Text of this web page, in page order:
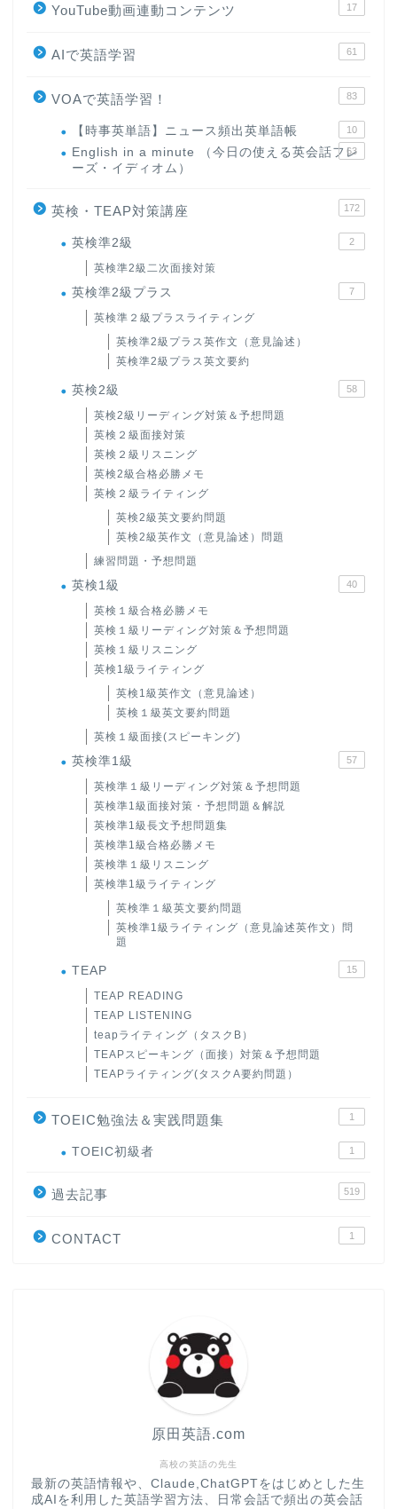
YouTube動画連動コンテンツ 17
AIで英語学習 61
VOAで英語学習！ 83
【時事英単語】ニュース頻出英単語帳 10
English in a minute （今日の使える英会話フレ
ーズ・イディオム）
63
英検・TEAP対策講座 172
英検準2級 2
英検準2級二次面接対策
英検準2級プラス 7
英検準２級プラスライティング
英検準2級プラス英作文（意見論述）
英検準2級プラス英文要約
英検2級 58
英検2級リーディング対策＆予想問題
英検２級面接対策
英検２級リスニング
英検2級合格必勝メモ
英検２級ライティング
英検2級英文要約問題
英検2級英作文（意見論述）問題
練習問題・予想問題
英検1級 40
英検１級合格必勝メモ
英検１級リーディング対策＆予想問題
英検１級リスニング
英検1級ライティング
英検1級英作文（意見論述）
英検１級英文要約問題
英検１級面接(スピーキング)
英検準1級 57
英検準１級リーディング対策＆予想問題
英検準1級面接対策・予想問題＆解説
英検準1級長文予想問題集
英検準1級合格必勝メモ
英検準１級リスニング
英検準1級ライティング
英検準１級英文要約問題
英検準1級ライティング（意見論述英作文）問
題
TEAP 15
TEAP READING
TEAP LISTENING
teapライティング（タスクB）
TEAPスピーキング（面接）対策＆予想問題
TEAPライティング(タスクA要約問題）
TOEIC勉強法＆実践問題集 1
TOEIC初級者 1
過去記事 519
CONTACT 1
高校の英語の先生
原田英語.com
最新の英語情報や、Claude,ChatGPTをはじめとした生
成AIを利用した英語学習方法、日常会話で頻出の英会話
大学入試英語対策講座
英語名言・格言・カッコい
い英語＆素敵な英文フレー